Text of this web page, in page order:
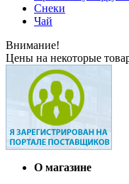
Снеки
Чай
Внимание!
Цены на некоторые
О магазине